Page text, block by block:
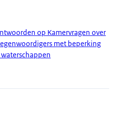
op Kamervragen over
met beperking